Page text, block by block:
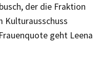
der die Fraktion
Kulturausschuss
geht Leena